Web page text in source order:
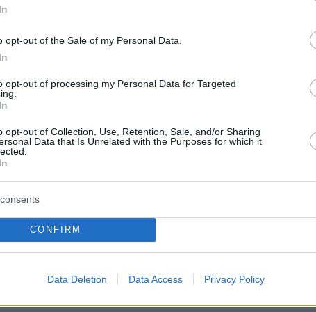
opt-out of the Sale of my Personal Data.
opt-out of processing my Personal Data for Targeted
opt-out of Collection, Use, Retention, Sale, and/or Sharing
Data that Is Unrelated with the Purposes for which it
CONFIRM
Data Deletion Data Access Privacy Policy
Gli stranieri spesso preferiscono:
costoso
notturna
università
dal luogo di lavoro e dal suo budget.
di base
determinato (di solito 12 mesi). I contratti
una versione in inglese se non parla